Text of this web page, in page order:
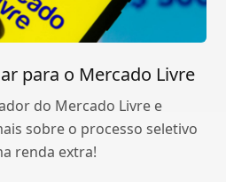
para o Mercado Livre
do Mercado Livre e
sobre o processo seletivo
renda extra!